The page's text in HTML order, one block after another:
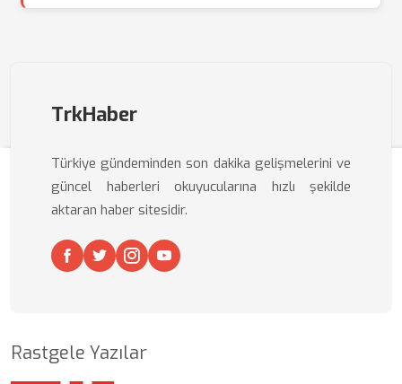
TrkHaber
Türkiye gündeminden son dakika gelişmelerini ve
güncel haberleri okuyucularına hızlı şekilde
aktaran haber sitesidir.
Rastgele Yazılar